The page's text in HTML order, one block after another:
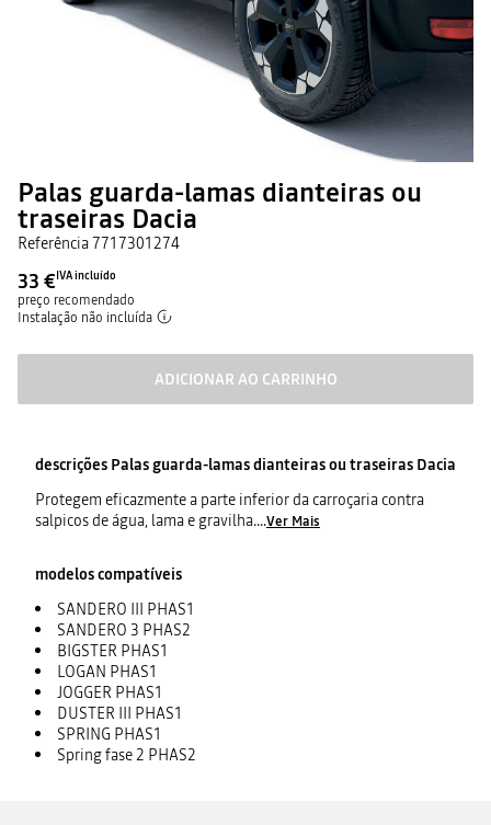
Palas guarda-lamas dianteiras ou
traseiras Dacia
Referência7717301274
33 € IVA incluído
preço recomendado
Instalação não incluída
ADICIONAR AO CARRINHO
descrições Palas guarda-lamas dianteiras ou traseiras Dacia
Protegem eficazmente a parte inferior da carroçaria contra
salpicos de água, lama e gravilha....Ver Mais
modelos compatíveis
SANDERO III PHAS1
SANDERO 3 PHAS2
BIGSTER PHAS1
LOGAN PHAS1
JOGGER PHAS1
DUSTER III PHAS1
SPRING PHAS1
Spring fase 2 PHAS2